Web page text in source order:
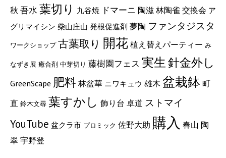
秋 吾水 葉切り 九谷焼 ドマーニ 陶滋 林陶雀 交換会 ア
グリマイシン 柴山庄山 発根促進剤 夢陶 ファンタジスタ
ワークショップ 古葉取り 開花 植え替えパーティー み
なずき展 癒合剤 中芽切り 藤樹園フェス 実生 針金外し
GreenScape 肥料 林盆華 ニワキュウ 雄木 盆栽鉢 町
直 鈴木文尋 葉すかし 飾り台 卓道 ストマイ
YouTube 盆クラ市 プロミック 佐野大助 購入 春山 陶
翠宇野登